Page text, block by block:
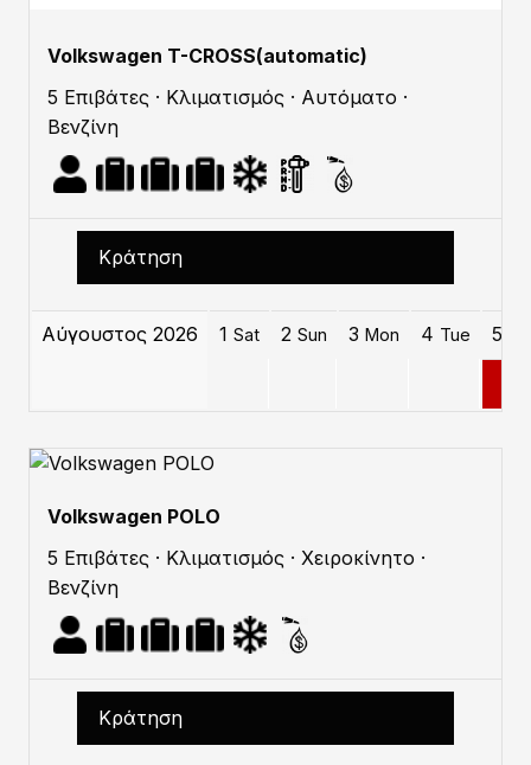
Volkswagen T-CROSS(automatic)
5 Επιβάτες · Κλιματισμός · Αυτόματο ·
Βενζίνη
Κράτηση
Αύγουστος 2026 1 Sat 2 Sun 3 Mon 4 Tue 5
Volkswagen POLO
5 Επιβάτες · Κλιματισμός · Χειροκίνητο ·
Βενζίνη
Κράτηση